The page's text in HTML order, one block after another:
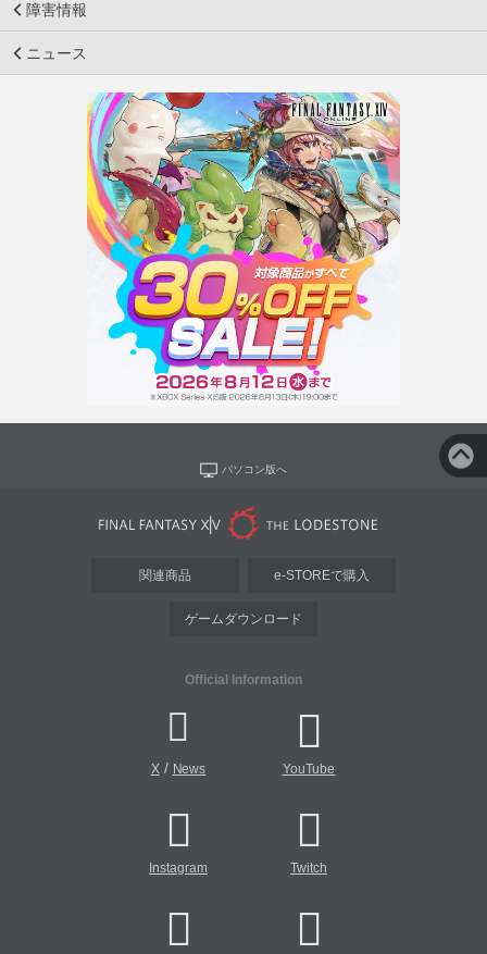
障害情報
ニュース
パソコン版へ
関連商品 e-STOREで購入
ゲームダウンロード
Official Information
X/ News YouTube
Instagram Twitch